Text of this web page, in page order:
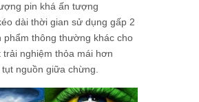
pin khá ấn tượng
dài thời gian sử dụng gấp 2
phẩm thông thường khác cho
trải nghiệm thỏa mái hơn
tụt nguồn giữa chừng.